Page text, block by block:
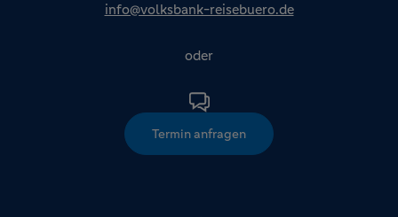
info@volksbank-reisebuero.de
oder
Termin anfragen